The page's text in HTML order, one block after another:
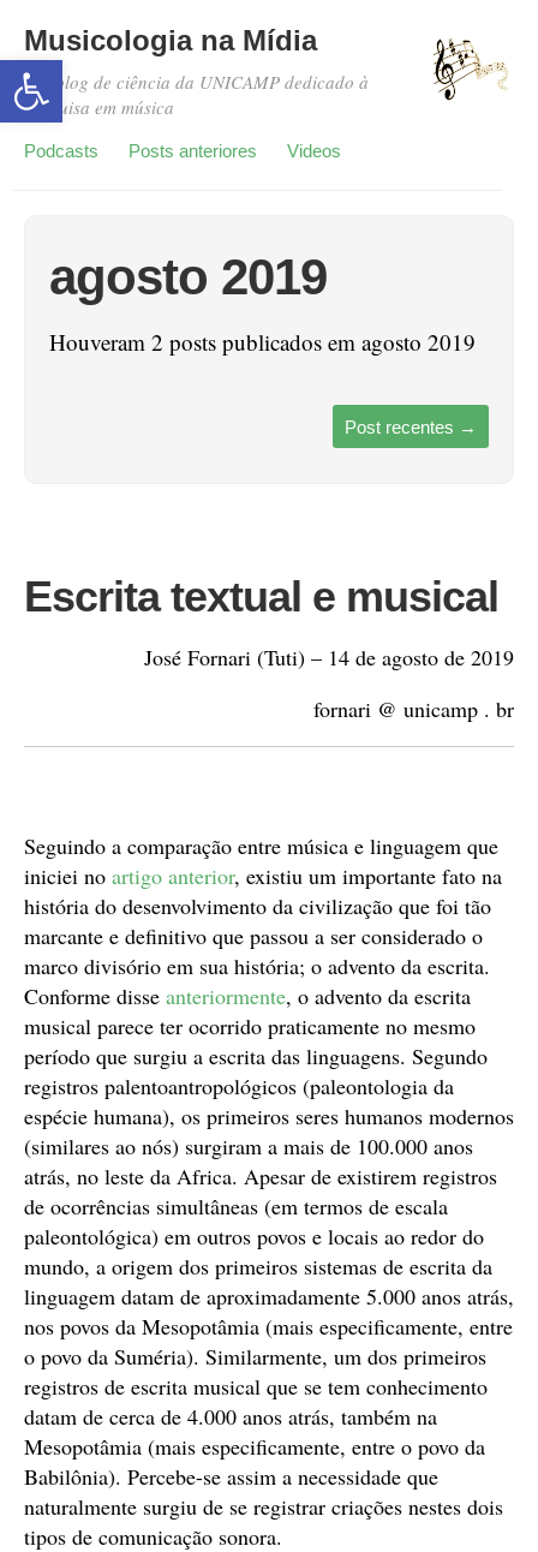
Abrir a barra de ferramentas
Musicologia na Mídia
Um blog de ciência da UNICAMP dedicado à
pesquisa em música
Podcasts Posts anteriores Videos
agosto 2019
Houveram 2 posts publicados em agosto 2019
Post recentes →
Escrita textual e musical
José Fornari (Tuti) – 14 de agosto de 2019
fornari @ unicamp . br
Seguindo a comparação entre música e linguagem que
iniciei no artigo anterior, existiu um importante fato na
história do desenvolvimento da civilização que foi tão
marcante e definitivo que passou a ser considerado o
marco divisório em sua história; o advento da escrita.
Conforme disse anteriormente, o advento da escrita
musical parece ter ocorrido praticamente no mesmo
período que surgiu a escrita das linguagens. Segundo
registros palentoantropológicos (paleontologia da
espécie humana), os primeiros seres humanos modernos
(similares ao nós) surgiram a mais de 100.000 anos
atrás, no leste da Africa. Apesar de existirem registros
de ocorrências simultâneas (em termos de escala
paleontológica) em outros povos e locais ao redor do
mundo, a origem dos primeiros sistemas de escrita da
linguagem datam de aproximadamente 5.000 anos atrás,
nos povos da Mesopotâmia (mais especificamente, entre
o povo da Suméria). Similarmente, um dos primeiros
registros de escrita musical que se tem conhecimento
datam de cerca de 4.000 anos atrás, também na
Mesopotâmia (mais especificamente, entre o povo da
Babilônia). Percebe-se assim a necessidade que
naturalmente surgiu de se registrar criações nestes dois
tipos de comunicação sonora.